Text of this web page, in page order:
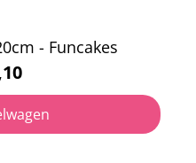
- Funcakes